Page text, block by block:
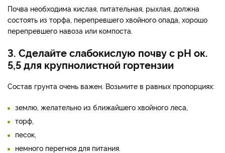
Почва необходима кислая, питательная, рыхлая, должна
состоять из торфа, перепревшего хвойного опада, хорошо
перепревшего навоза или компоста.
3. Сделайте слабокислую почву с рН ок.
5,5 для крупнолистной гортензии
Состав грунта очень важен. Возьмите в равных пропорциях:
землю, желательно из ближайшего хвойного леса,
торф,
песок,
немного перегноя для питания.